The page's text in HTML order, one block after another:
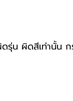
รุ่น ผิดสีเท่านั้น